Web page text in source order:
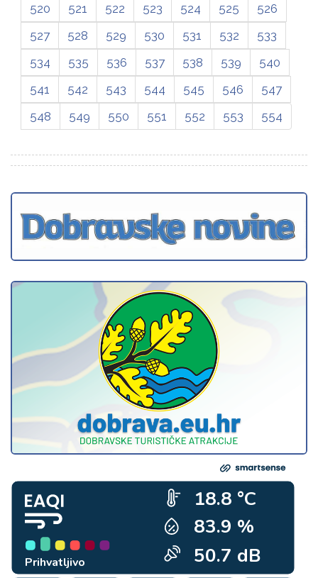
520
521 522 523 524 525
526
527
528 529 530 531 532
533
534
535 536 537 538 539
540
541
542 543 544 545 546
547
548
549 550 551 552 553 554